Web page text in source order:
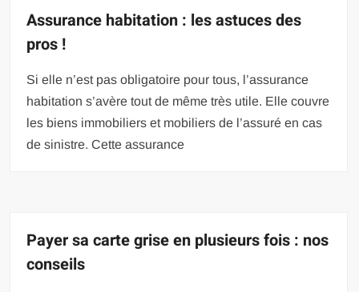
Assurance habitation : les astuces des
pros !
Si elle n’est pas obligatoire pour tous, l’assurance
habitation s’avère tout de même très utile. Elle couvre
les biens immobiliers et mobiliers de l’assuré en cas
de sinistre. Cette assurance
Payer sa carte grise en plusieurs fois : nos
conseils